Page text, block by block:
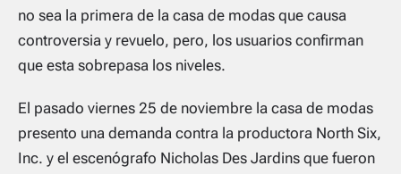
no sea la primera de la casa de modas que causa
controversia y revuelo, pero, los usuarios confirman
que esta sobrepasa los niveles.
El pasado viernes 25 de noviembre la casa de modas
presento una demanda contra la productora North Six,
Inc. y el escenógrafo Nicholas Des Jardins que fueron